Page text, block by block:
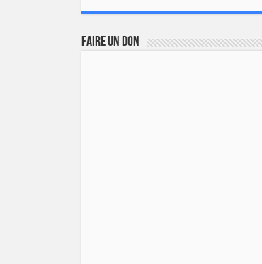
FAIRE UN DON